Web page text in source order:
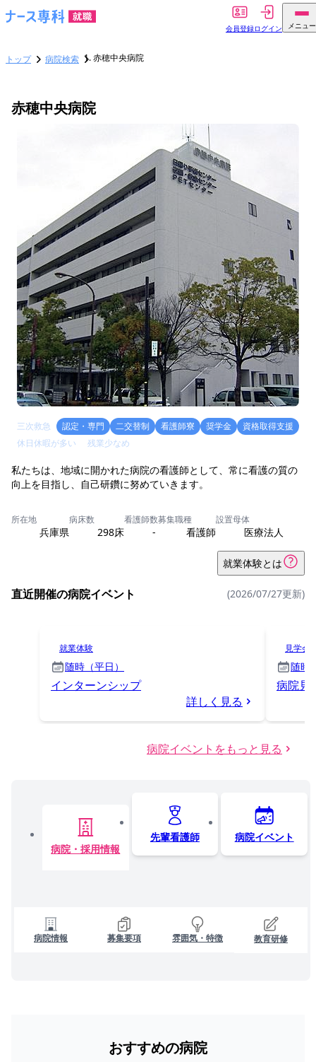
会員登録ログイン メニュー
トップ 病院検索 赤穂中央病院
赤穂中央病院
三次救急 認定・専門 二交替制 看護師寮 奨学金
資格取得支援
休日休暇が多い
残業少なめ
私たちは、地域に開かれた病院の看護師として、常に看護の質の
向上を目指し、自己研鑽に努めていきます。
所在地
兵庫県
病床数
298床
看護師数
-
募集職種
看護師
設置母体
医療法人
就業体験とは
直近開催の病院イベント (2026/07/27更新)
就業体験
随時（平日）
インターンシップ
詳しく見る
見学会
随時
病院見
病院イベントをもっと見る
病院・採用情報
先輩看護師 病院イベント
病院情報 募集要項 雰囲気・特徴 教育研修
おすすめの病院